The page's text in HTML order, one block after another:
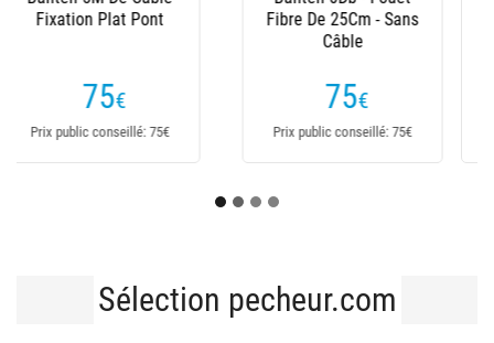
Mètres De Câble
75
Prix public conseillé: 75€
Plastique Intégrée-
Noire
49
Prix public conseillé: 49€
Sélection pecheur.com